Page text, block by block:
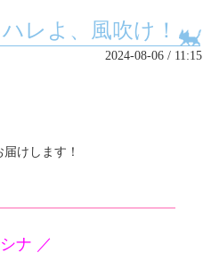
レよ、風吹け！
2024-08-06 / 11:15
けします！
ナ ／